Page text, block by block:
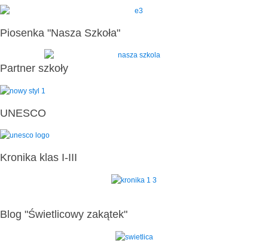
Piosenka "Nasza Szkoła"
Partner szkoły
UNESCO
Kronika klas I-III
Blog "Świetlicowy zakątek"